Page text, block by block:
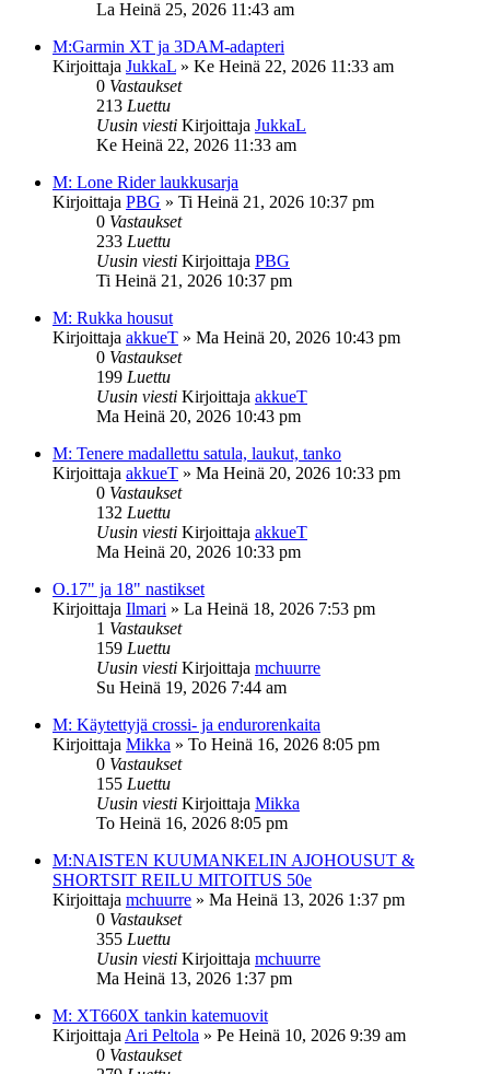
La Heinä 25, 2026 11:43 am
M:Garmin XT ja 3DAM-adapteri
Kirjoittaja JukkaL » Ke Heinä 22, 2026 11:33 am
0 Vastaukset
213 Luettu
Uusin viesti Kirjoittaja JukkaL
Ke Heinä 22, 2026 11:33 am
M: Lone Rider laukkusarja
Kirjoittaja PBG » Ti Heinä 21, 2026 10:37 pm
0 Vastaukset
233 Luettu
Uusin viesti Kirjoittaja PBG
Ti Heinä 21, 2026 10:37 pm
M: Rukka housut
Kirjoittaja akkueT » Ma Heinä 20, 2026 10:43 pm
0 Vastaukset
199 Luettu
Uusin viesti Kirjoittaja akkueT
Ma Heinä 20, 2026 10:43 pm
M: Tenere madallettu satula, laukut, tanko
Kirjoittaja akkueT » Ma Heinä 20, 2026 10:33 pm
0 Vastaukset
132 Luettu
Uusin viesti Kirjoittaja akkueT
Ma Heinä 20, 2026 10:33 pm
O.17" ja 18" nastikset
Kirjoittaja Ilmari » La Heinä 18, 2026 7:53 pm
1 Vastaukset
159 Luettu
Uusin viesti Kirjoittaja mchuurre
Su Heinä 19, 2026 7:44 am
M: Käytettyjä crossi- ja endurorenkaita
Kirjoittaja Mikka » To Heinä 16, 2026 8:05 pm
0 Vastaukset
155 Luettu
Uusin viesti Kirjoittaja Mikka
To Heinä 16, 2026 8:05 pm
M:NAISTEN KUUMANKELIN AJOHOUSUT &
SHORTSIT REILU MITOITUS 50e
Kirjoittaja mchuurre » Ma Heinä 13, 2026 1:37 pm
0 Vastaukset
355 Luettu
Uusin viesti Kirjoittaja mchuurre
Ma Heinä 13, 2026 1:37 pm
M: XT660X tankin katemuovit
Kirjoittaja Ari Peltola » Pe Heinä 10, 2026 9:39 am
0 Vastaukset